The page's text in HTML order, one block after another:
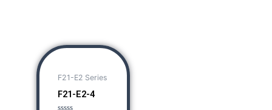
F21-E2 Series
F21-E2-4